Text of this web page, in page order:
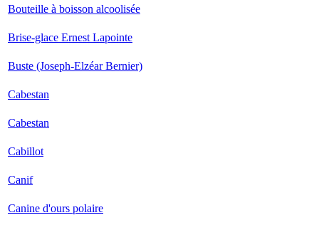
Bouteille à boisson alcoolisée
Brise-glace Ernest Lapointe
Buste (Joseph-Elzéar Bernier)
Cabestan
Cabestan
Cabillot
Canif
Canine d'ours polaire